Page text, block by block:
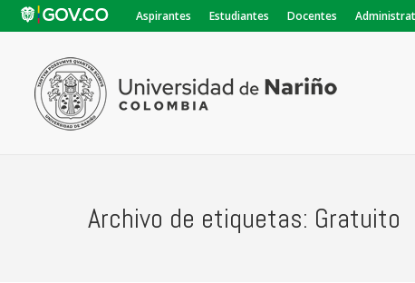
Aspirantes Estudiantes Docentes
Archivo de etiquetas: Gratuito